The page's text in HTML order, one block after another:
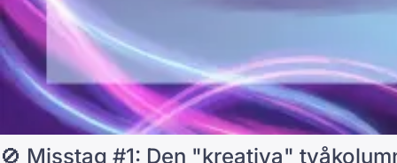
🚫 Misstag #1: Den "kreativa"